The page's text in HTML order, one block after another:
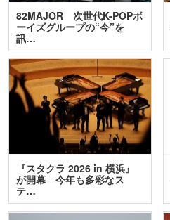
82MAJOR 次世代K-POPボ
ーイズグループの“今”を
訊…
『スタクラ 2026 in 横浜』
が開幕 今年も多彩なス
テ…